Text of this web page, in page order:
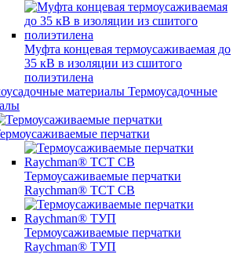
Муфта концевая термоусаживаемая до
35 кВ в изоляции из сшитого
полиэтилена
Термоусадочные
перчатки
Термоусаживаемые перчатки
Raychman® TCT CB
Термоусаживаемые перчатки
Raychman® ТУП